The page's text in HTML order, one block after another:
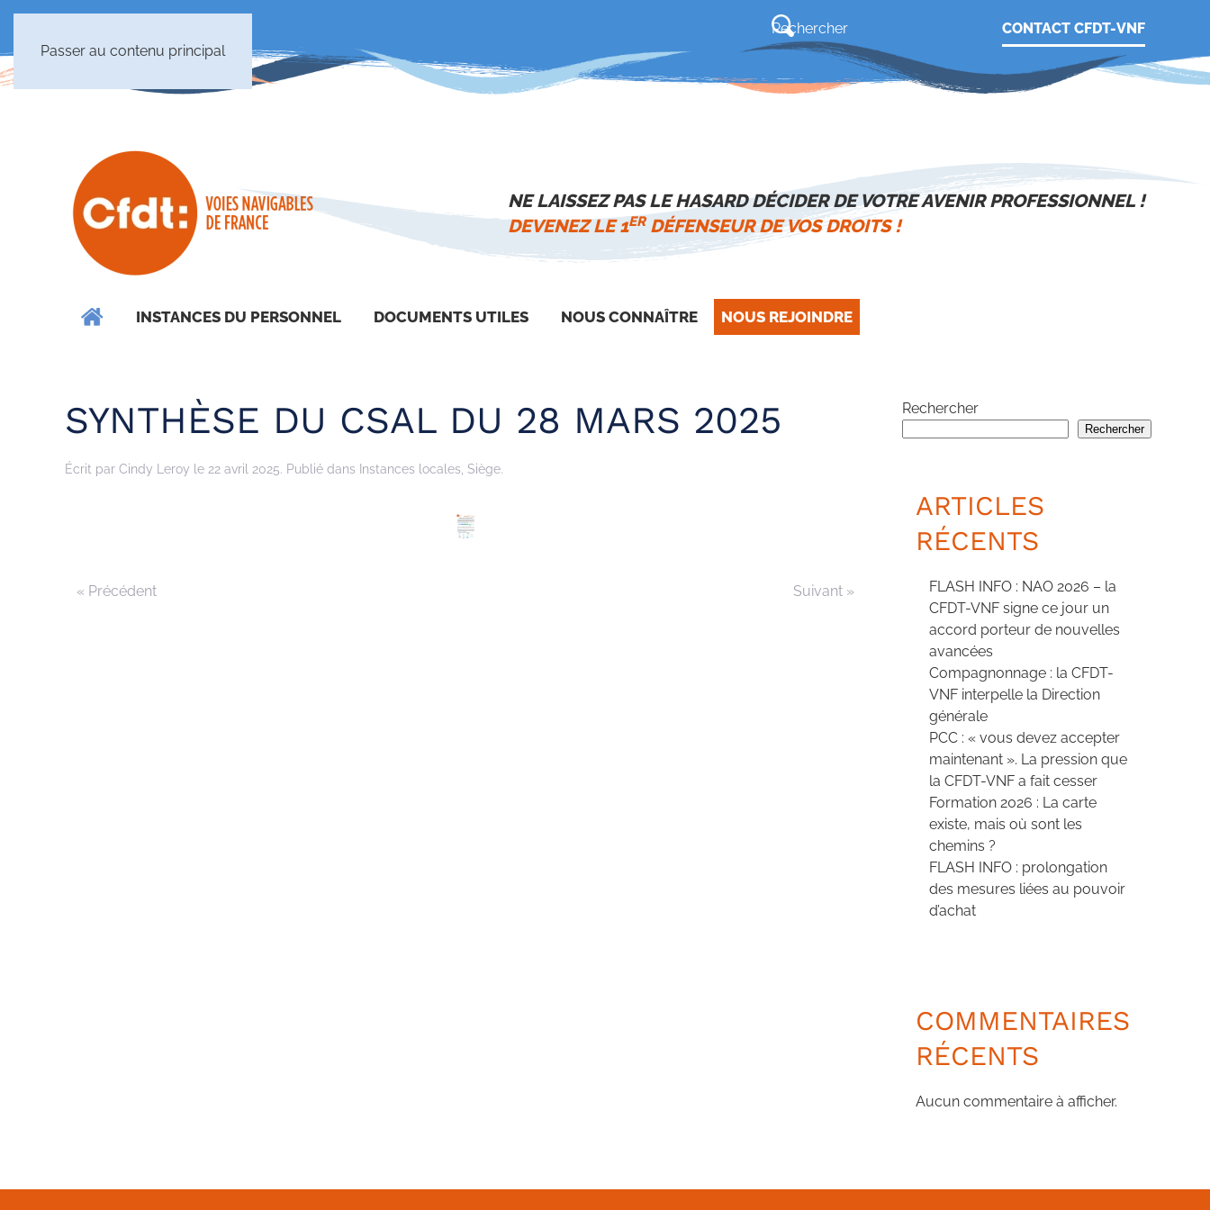
Passer au contenu principal
CONTACT CFDT-VNF
NE LAISSEZ PAS LE HASARD DÉCIDER DE VOTRE AVENIR PROFESSIONNEL !
DEVENEZ LE 1ERDÉFENSEUR DE VOS DROITS !
INSTANCES DU PERSONNEL DOCUMENTS UTILES NOUS CONNAÎTRE NOUS REJOINDRE
SYNTHÈSE DU CSAL DU 28 MARS 2025
Écrit par Cindy Leroy le 22 avril 2025. Publié dans Instances locales Siège.
« Précédent Suivant »
Rechercher
Rechercher
ARTICLES
RÉCENTS
FLASH INFO : NAO 2026 – la
CFDT-VNF signe ce jour un
accord porteur de nouvelles
avancées
Compagnonnage : la CFDT-
VNF interpelle la Direction
générale
PCC : « vous devez accepter
maintenant ». La pression que
la CFDT-VNF a fait cesser
Formation 2026 : La carte
existe, mais où sont les
chemins ?
FLASH INFO : prolongation
des mesures liées au pouvoir
d’achat
COMMENTAIRES
RÉCENTS
Aucun commentaire à afficher.